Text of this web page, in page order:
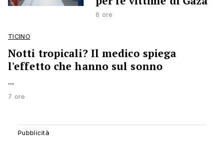
6 ore
TICINO
Notti tropicali? Il medico spiega
l'effetto che hanno sul sonno
...
7 ore